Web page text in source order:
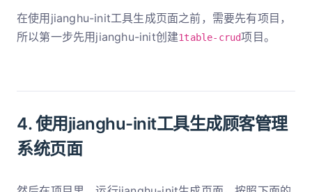
在使用jianghu-init工具生成页面之前，需要先有项目，
所以第一步先用jianghu-init创建1table-crud项目。
4. 使用jianghu-init工具生成顾客管理
系统页面